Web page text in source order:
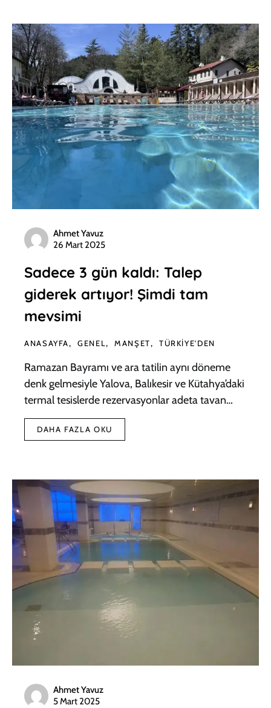
Ahmet Yavuz
26 Mart 2025
Sadece 3 gün kaldı: Talep
giderek artıyor! Şimdi tam
mevsimi
ANASAYFA GENEL MANŞET TÜRKIYE'DEN
Ramazan Bayramı ve ara tatilin aynı döneme
denk gelmesiyle Yalova, Balıkesir ve Kütahya’daki
termal tesislerde rezervasyonlar adeta tavan…
DAHA FAZLA OKU
Ahmet Yavuz
5 Mart 2025